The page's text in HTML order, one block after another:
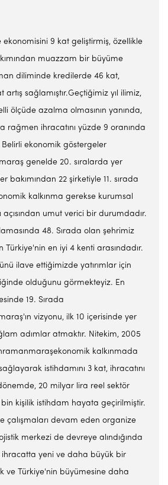
ekonomisini 9 kat geliştirmiş, özellikle
muazzam bir büyüme
diliminde kredilerde 46 kat,
sağlamıştır.Geçtiğimiz yıl ilimiz,
ölçüde azalma olmasının yanında,
rağmen ihracatını yüzde 9 oranında
ekonomik göstergeler
genelde 20. sıralarda yer
bakımından 22 şirketiyle 11. sırada
kalkınma gerekse kurumsal
açısından umut verici bir durumdadır.
48. Sırada olan şehrimiz
Türkiye'nin en iyi 4 kenti arasındadır.
ilave ettiğimizde yatırımlar için
olduğunu görmekteyiz. En
19. Sırada
vizyonu, ilk 10 içerisinde yer
adımlar atmaktır. Nitekim, 2005
kalkınmada
istihdamını 3 kat, ihracatını
20 milyar lira reel sektör
bin kişilik istihdam hayata geçirilmiştir.
çalışmaları devam eden organize
merkezi de devreye alındığında
yeni ve daha büyük bir
ve Türkiye'nin büyümesine daha